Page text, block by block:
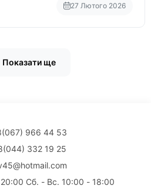
27 Лютого 2026
Показати ще
966 44 53
332 19 25
Сб. - Вс. 10:00 - 18:00